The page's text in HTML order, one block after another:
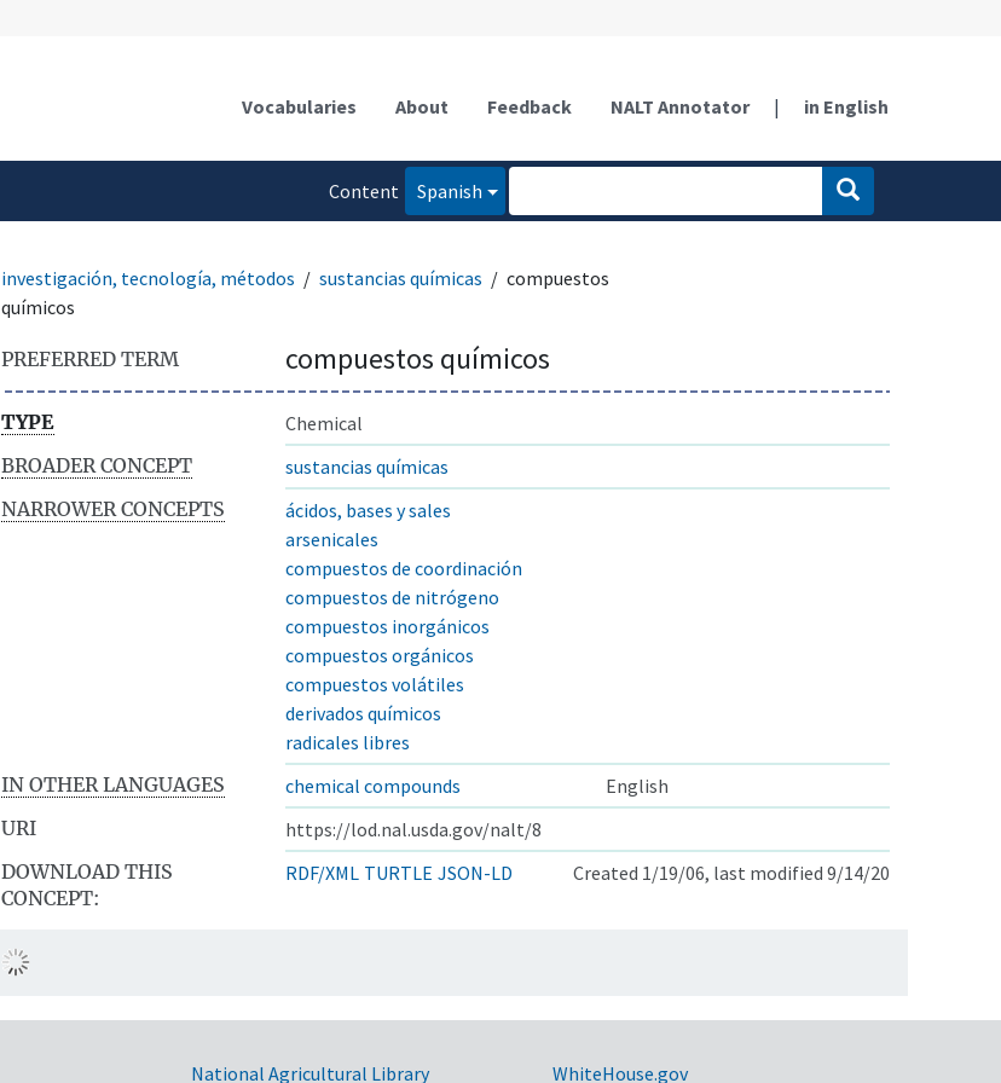
Vocabularies About Feedback NALT Annotator | in English
Content
Spanish
investigación, tecnología, métodos sustancias químicas
compuestos
químicos
PREFERRED TERM compuestos químicos
TYPE
Chemical
BROADER CONCEPT
sustancias químicas
NARROWER CONCEPTS
ácidos, bases y sales
arsenicales
compuestos de coordinación
compuestos de nitrógeno
compuestos inorgánicos
compuestos orgánicos
compuestos volátiles
derivados químicos
radicales libres
IN OTHER LANGUAGES
chemical compounds
English
URI
https://lod.nal.usda.gov/nalt/8
DOWNLOAD THIS
CONCEPT:
RDF/XML TURTLE JSON-LD Created 1/19/06, last modified 9/14/20
National Agricultural Library WhiteHouse.gov